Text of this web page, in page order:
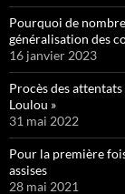
Pourquoi de
généralisation des
16 janvier 2023
Procès des
Loulou »
31 mai 2022
Pour la première
assises
28 mai 2021